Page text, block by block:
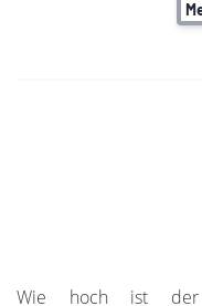
Wie hoch ist